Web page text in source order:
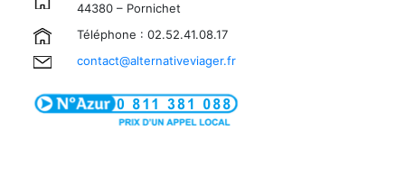
44380 – Pornichet
Téléphone : 02.52.41.08.17
contact@alternativeviager.fr